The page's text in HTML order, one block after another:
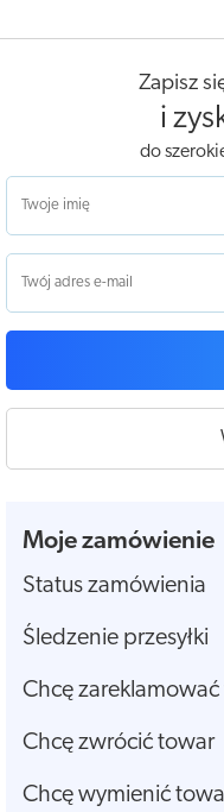
Zapisz
i
do
Moje zamówienie
Status zamówienia
Śledzenie przesyłki
Chcę
Chcę zwrócić towar
Chcę wymienić